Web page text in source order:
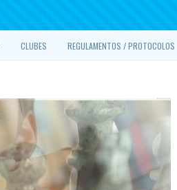
CLUBES REGULAMENTOS / PROTOCOLOS